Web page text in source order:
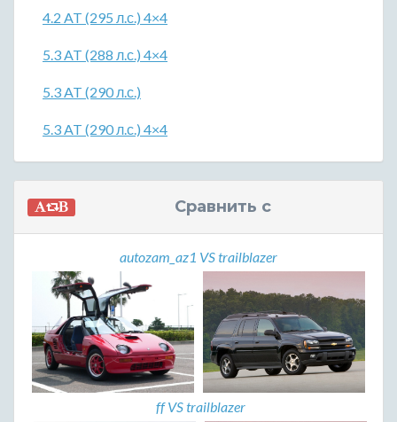
4.2 AT (295 л.с.) 4×4
5.3 AT (288 л.с.) 4×4
5.3 AT (290 л.с.)
5.3 AT (290 л.с.) 4×4
Сравнить с
autozam_az1 VS trailblazer
ff VS trailblazer